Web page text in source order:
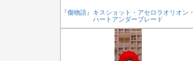
『傷物語』キスショット・アセロラオリオン・
ハートアンダーブレード